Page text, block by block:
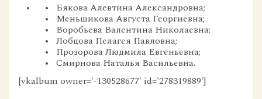
Бякова Алевтина Александровна;
Меньшикова Августа Георгиевна;
Воробьева Валентина Николаевна;
Лобцова Пелагея Павловна;
Прозорова Людмила Евгеньевна;
Смирнова Наталья Васильевна.
[vkalbum owner='-130528677' id='278319889']